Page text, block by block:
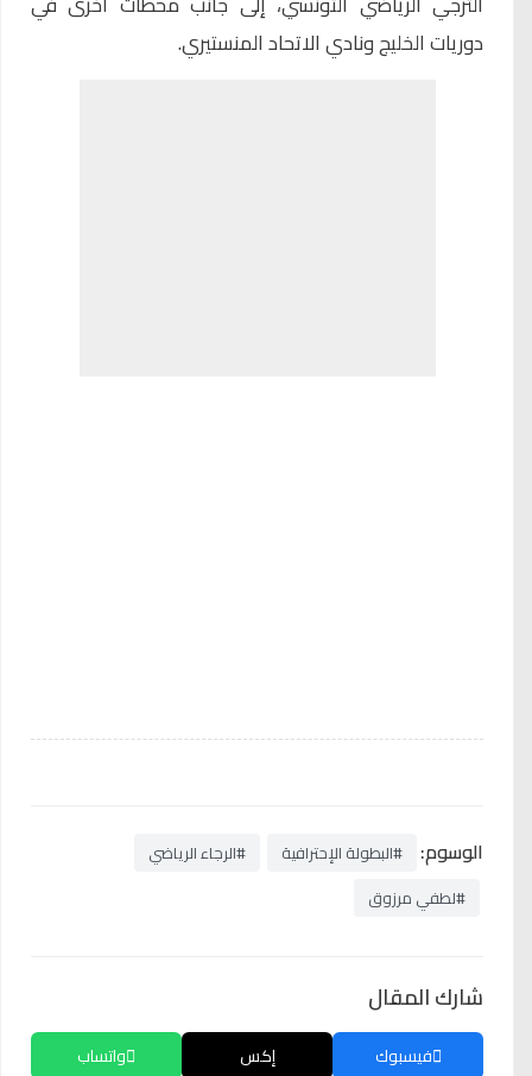
دوريات الخليج ونادي الاتحاد المنستيري.
الوسوم: #البطولة الإحترافية
#الرجاء الرياضي
#لطفي مرزوق
شارك المقال
فيسبوك إكس واتساب